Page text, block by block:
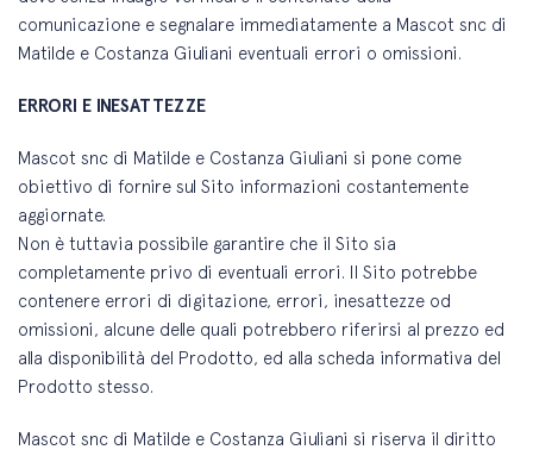
comunicazione e segnalare immediatamente a Mascot snc di
Matilde e Costanza Giuliani eventuali errori o omissioni.
ERRORI E INESATTEZZE
Mascot snc di Matilde e Costanza Giuliani si pone come
obiettivo di fornire sul Sito informazioni costantemente
aggiornate.
Non è tuttavia possibile garantire che il Sito sia
completamente privo di eventuali errori. Il Sito potrebbe
contenere errori di digitazione, errori, inesattezze od
omissioni, alcune delle quali potrebbero riferirsi al prezzo ed
alla disponibilità del Prodotto, ed alla scheda informativa del
Prodotto stesso.
Mascot snc di Matilde e Costanza Giuliani si riserva il diritto